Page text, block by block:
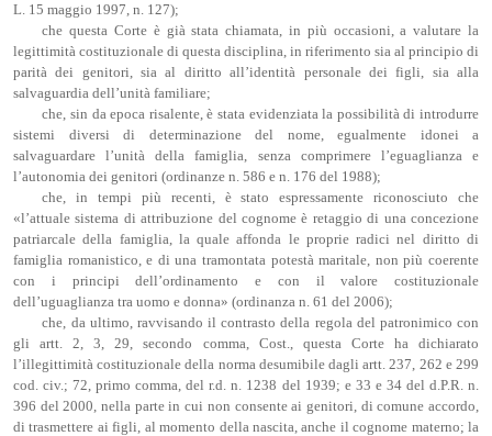
L. 15 maggio 1997, n. 127);
che questa Corte è già stata chiamata, in più occasioni, a valutare la
legittimità costituzionale di questa disciplina, in riferimento sia al principio di
parità dei genitori, sia al diritto all’identità personale dei figli, sia alla
salvaguardia dell’unità familiare;
che, sin da epoca risalente, è stata evidenziata la possibilità di introdurre
sistemi diversi di determinazione del nome, egualmente idonei a
salvaguardare l’unità della famiglia, senza comprimere l’eguaglianza e
l’autonomia dei genitori (ordinanze n. 586 e n. 176 del 1988);
che, in tempi più recenti, è stato espressamente riconosciuto che
«l’attuale sistema di attribuzione del cognome è retaggio di una concezione
patriarcale della famiglia, la quale affonda le proprie radici nel diritto di
famiglia romanistico, e di una tramontata potestà maritale, non più coerente
con i principi dell’ordinamento e con il valore costituzionale
dell’uguaglianza tra uomo e donna» (ordinanza n. 61 del 2006);
che, da ultimo, ravvisando il contrasto della regola del patronimico con
gli artt. 2, 3, 29, secondo comma, Cost., questa Corte ha dichiarato
l’illegittimità costituzionale della norma desumibile dagli artt. 237, 262 e 299
cod. civ.; 72, primo comma, del r.d. n. 1238 del 1939; e 33 e 34 del d.P.R. n.
396 del 2000, nella parte in cui non consente ai genitori, di comune accordo,
di trasmettere ai figli, al momento della nascita, anche il cognome materno; la